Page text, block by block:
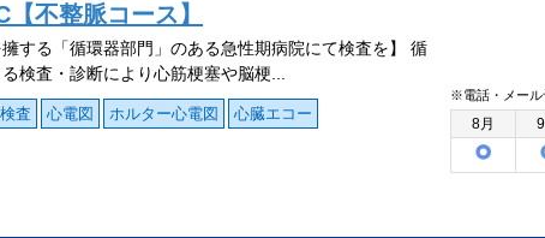
不整脈コース】
擁する「循環器部門」のある急性期病院にて検査を】 循
検査・診断により心筋梗塞や脳梗...
査 心電図 ホルター心電図 心臓エコー
※電話・メール
8月